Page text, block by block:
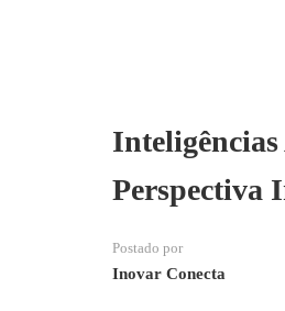
Inteligências
Perspectiva
Postado por
Inovar Conecta